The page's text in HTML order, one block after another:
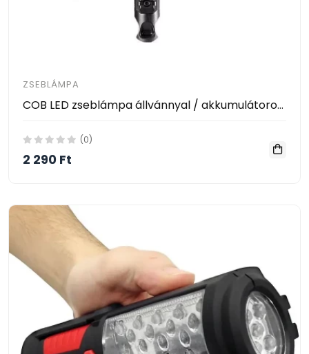
ZSEBLÁMPA
COB LED zseblámpa állvánnyal / akkumulátoros, multifunkciós (W5130)
(0)
2 290 Ft